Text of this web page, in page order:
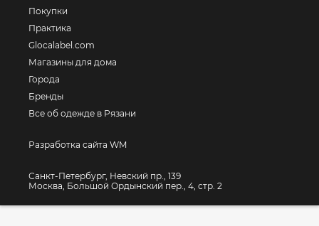
Покупки
Практика
Glocalabel.com
Магазины для дома
Города
Бренды
Все об одежде в Рязани
Разработка сайта WM
Санкт-Петербург, Невский пр., 139
Москва, Большой Ордынский пер., 4, стр. 2